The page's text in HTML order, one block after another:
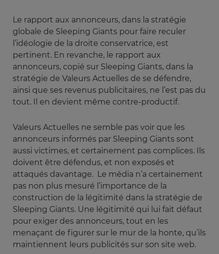
Le rapport aux annonceurs, dans la stratégie
globale de Sleeping Giants pour faire reculer
l’idéologie de la droite conservatrice, est
pertinent. En revanche, le rapport aux
annonceurs, copié sur Sleeping Giants, dans la
stratégie de Valeurs Actuelles de se défendre,
ainsi que ses revenus publicitaires, ne l’est pas du
tout. Il en devient même contre-productif.
Valeurs Actuelles ne semble pas voir que les
annonceurs informés par Sleeping Giants sont
aussi victimes, et certainement pas complices. Ils
doivent être défendus, et non exposés et
attaqués davantage. Le média n’a certainement
pas non plus mesuré l’importance de la
construction de la légitimité dans la stratégie de
Sleeping Giants. Une légitimité qui lui fait défaut
pour exiger des annonceurs, tout en les
menaçant de figurer sur le mur de la honte, qu’ils
maintiennent leurs publicités sur son site web.